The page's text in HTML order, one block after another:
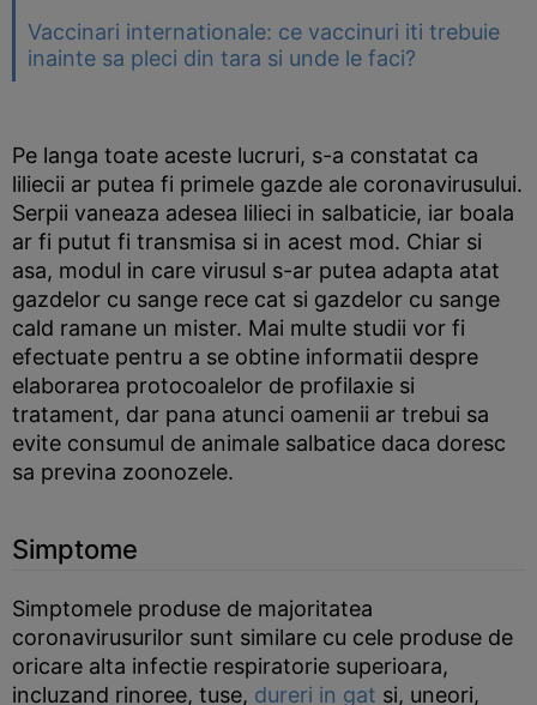
Vaccinari internationale: ce vaccinuri iti trebuie
inainte sa pleci din tara si unde le faci?
Pe langa toate aceste lucruri, s-a constatat ca
liliecii ar putea fi primele gazde ale coronavirusului.
Serpii vaneaza adesea lilieci in salbaticie, iar boala
ar fi putut fi transmisa si in acest mod. Chiar si
asa, modul in care virusul s-ar putea adapta atat
gazdelor cu sange rece cat si gazdelor cu sange
cald ramane un mister. Mai multe studii vor fi
efectuate pentru a se obtine informatii despre
elaborarea protocoalelor de profilaxie si
tratament, dar pana atunci oamenii ar trebui sa
evite consumul de animale salbatice daca doresc
sa previna zoonozele.
Simptome
Simptomele produse de majoritatea
coronavirusurilor sunt similare cu cele produse de
oricare alta infectie respiratorie superioara,
incluzand rinoree, tuse, dureri in gat si, uneori,